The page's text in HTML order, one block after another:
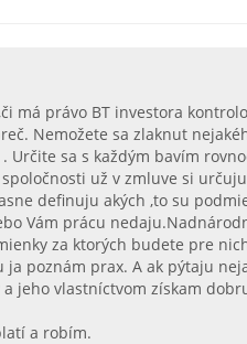
má právo BT investora
Nemožete sa zlaknut
sa s každým bavím
už v zmluve si
definuju akých ,to su
Vám prácu
za ktorých budete pre
poznám prax. A ak pýtaju
jeho vlastníctvom získam
a robím.